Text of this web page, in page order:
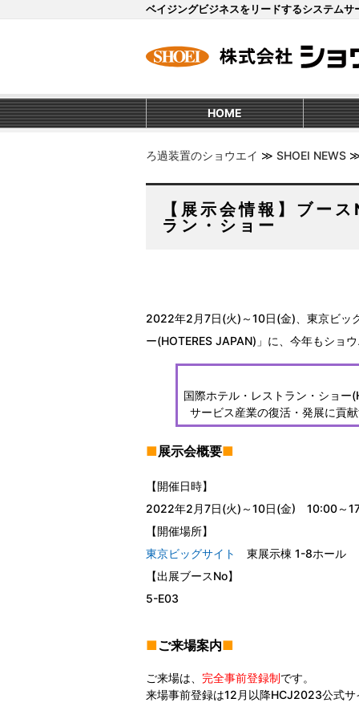
ベイジングビジネスをリードするシステムサ
HOME
ろ過装置のショウエイ ≫ SHOEI NEWS
【展示会情報】ブー
ラン・ショー
2022年2月7日(火)～10日(金)、東京ビッ
ー(HOTERES JAPAN)」に、今年もショ
国際ホテル・レストラン・ショー
サービス産業の復活・発展に貢
■展示会概要■
【開催日時】
2022年2月7日(火)～10日(金) 10:00～
【開催場所】
東京ビッグサイト
東展示棟 1-8ホール
【出展ブースNo】
5-E03
■ご来場案内■
ご来場は、 完全事前登録制です。
来場事前登録は12月以降HCJ2023公式